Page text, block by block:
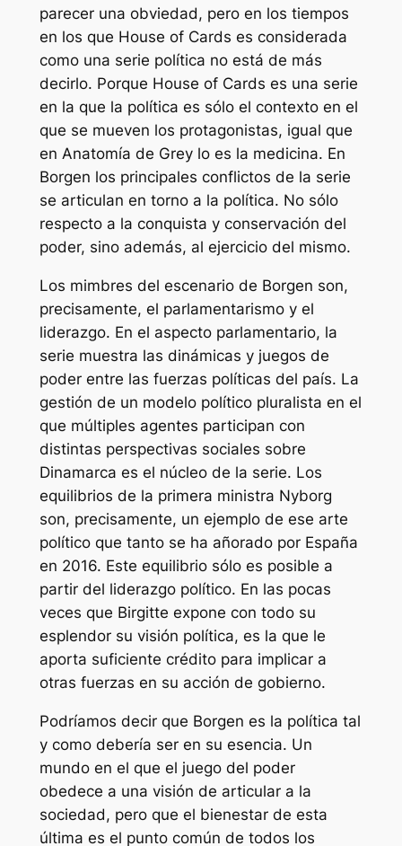
parecer una obviedad, pero en los tiempos
en los que House of Cards es considerada
como una serie política no está de más
decirlo. Porque House of Cards es una serie
en la que la política es sólo el contexto en el
que se mueven los protagonistas, igual que
en Anatomía de Greylo es la medicina. En
Borgen los principales conflictos de la serie
se articulan en torno a la política. No sólo
respecto a la conquista y conservación del
poder, sino además, al ejercicio del mismo.
Los mimbres del escenario de Borgen son,
precisamente, el parlamentarismo y el
liderazgo. En el aspecto parlamentario, la
serie muestra las dinámicas y juegos de
poder entre las fuerzas políticas del país. La
gestión de un modelo político pluralista en el
que múltiples agentes participan con
distintas perspectivas sociales sobre
Dinamarca es el núcleo de la serie. Los
equilibrios de la primera ministra Nyborg
son, precisamente, un ejemplo de ese arte
político que tanto se ha añorado por España
en 2016. Este equilibrio sólo es posible a
partir del liderazgo político. En las pocas
veces que Birgitte expone con todo su
esplendor su visión política, es la que le
aporta suficiente crédito para implicar a
otras fuerzas en su acción de gobierno.
Podríamos decir que Borgen es la política tal
y como debería ser en su esencia. Un
mundo en el que el juego del poder
obedece a una visión de articular a la
sociedad, pero que el bienestar de esta
última es el punto común de todos los